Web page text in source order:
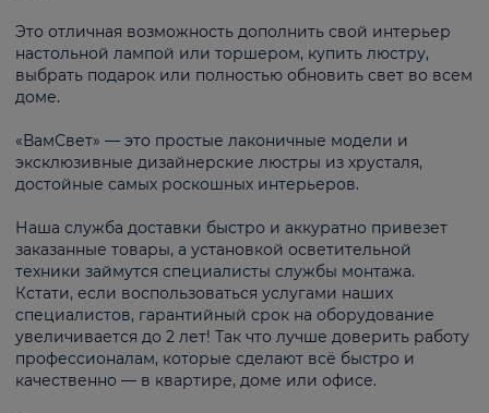
Это отличная возможность дополнить свой интерьер
настольной лампой или торшером, купить люстру,
выбрать подарок или полностью обновить свет во всем
доме.
«ВамСвет» — это простые лаконичные модели и
эксклюзивные дизайнерские люстры из хрусталя,
достойные самых роскошных интерьеров.
Наша служба доставки быстро и аккуратно привезет
заказанные товары, а установкой осветительной
техники займутся специалисты службы монтажа.
Кстати, если воспользоваться услугами наших
специалистов, гарантийный срок на оборудование
увеличивается до 2 лет! Так что лучше доверить работу
профессионалам, которые сделают всё быстро и
качественно — в квартире, доме или офисе.